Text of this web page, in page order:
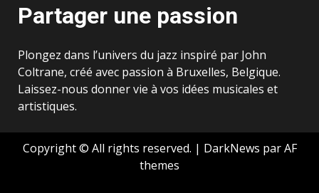
Partager une passion
Plongez dans l’univers du jazz inspiré par John
Coltrane, créé avec passion à Bruxelles, Belgique.
Laissez-nous donner vie à vos idées musicales et
artistiques.
Copyright © All rights reserved. | DarkNews par AF
themes